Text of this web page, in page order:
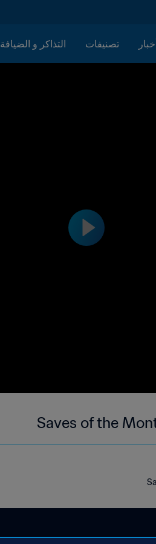
تصنيفات التذاكر و الضيافة
Saves of the